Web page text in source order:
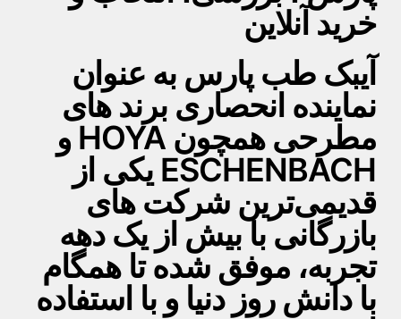
خرید آنلاین
آیبک طب پارس به عنوان
نماینده انحصاری برند های
مطرحی همچون HOYA و
ESCHENBACH یکی از
قدیمی‌ترین شرکت های
بازرگانی با بیش از یک دهه
تجربه، موفق شده تا همگام
با دانش روز دنیا و با استفاده